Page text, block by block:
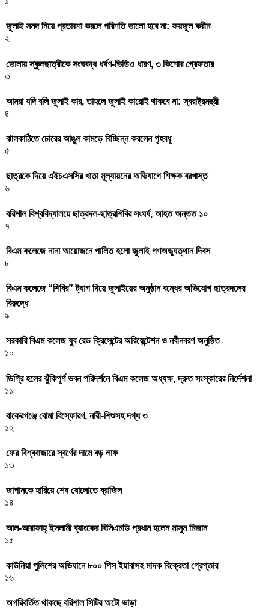
জুলাই সনদ নিয়ে প্রতারণা করলে পরিণতি ভালো হবে না: ফয়জুল করীম
২
ভোলায় স্কুলছাত্রীকে সংঘবদ্ধ ধর্ষণ-ভিডিও ধারণ, ৩ কিশোর গ্রেফতার
৩
আমরা যদি বলি জুলাই কার, তাহলে জুলাই কারোই থাকবে না: স্বরাষ্ট্রমন্ত্রী
৪
ঝালকাঠিতে চোরের আঙুল কামড়ে বিচ্ছিন্ন করলেন গৃহবধূ
৫
ছাত্রকে দিয়ে এইচএসসির খাতা মূল্যায়নের অভিযাগে শিক্ষক বরখাস্ত
৬
বরিশাল বিশ্ববিদ্যালয়ে ছাত্রদল-ছাত্রশিবির সংঘর্ষ, আহত অন্তত ১০
৭
বিএম কলেজে নানা আয়োজনে পালিত হলো জুলাই গণঅভ্যুত্থান দিবস
৮
বিএম কলেজে “শিবির” ট্যাগ দিয়ে জুলাইয়ের অনুষ্ঠান বন্ধের অভিযোগ ছাত্রদলের
বিরুদ্ধে
৯
সরকারি বিএম কলেজ যুব রেড ক্রিসেন্টের অরিয়েন্টেশন ও নবীনবরণ অনুষ্ঠিত
১০
ডিগ্রি হলের ঝুঁকিপূর্ণ ভবন পরিদর্শনে বিএম কলেজ অধ্যক্ষ, দ্রুত সংস্কারের নির্দেশনা
১১
বাকেরগঞ্জে বোমা বিস্ফোরণ, নারী-শিশুসহ দগ্ধ ৩
১২
ফের বিশ্ববাজারে স্বর্ণের দামে বড় লাফ
১৩
জাপানকে হারিয়ে শেষ ষোলোতে ব্রাজিল
১৪
আল-আরাফাহ্ ইসলামী ব্যাংকের বিসিএমডি প্রধান হলেন মাসুম মিজান
১৫
কাউনিয়া পুলিশের অভিযানে ৮০০ পিস ইয়াবাসহ মাদক বিক্রেতা গ্রেপ্তার
১৬
অপরিবর্তিত থাকছে বরিশাল সিটির অটো ভাড়া